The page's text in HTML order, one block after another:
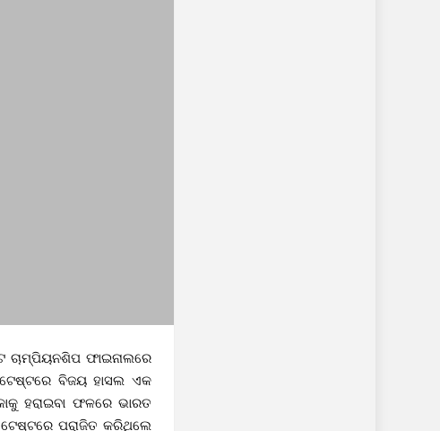
ଚାମ୍ପିୟନଶିପ ଫାଇନାଲରେ
ବିଜୟ ହାସଲ ଏକ
ହରାଇବା ଫଳରେ ଭାରତ
ପରାଜିତ କରିଥିଲେ